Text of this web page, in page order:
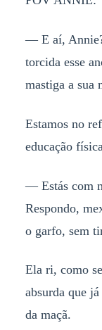
— E aí,
torcida esse
mastiga a sua
Estamos no
educação
— Estás com
Respondo,
o garfo, sem
Ela ri, como
absurda que
da maçã.